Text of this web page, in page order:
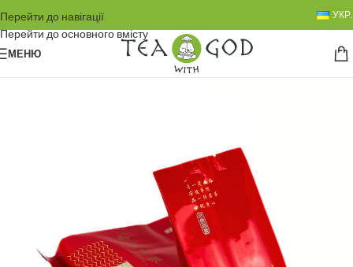
Перейти до навігації
Перейти до основного вмісту
УКР.
МЕНЮ